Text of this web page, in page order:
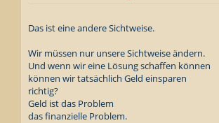
Das ist eine andere Sichtweise.
Wir müssen nur unsere Sichtweise ändern.
Und wenn wir eine Lösung schaffen können
können wir tatsächlich Geld einsparen
richtig?
Geld ist das Problem
das finanzielle Problem.